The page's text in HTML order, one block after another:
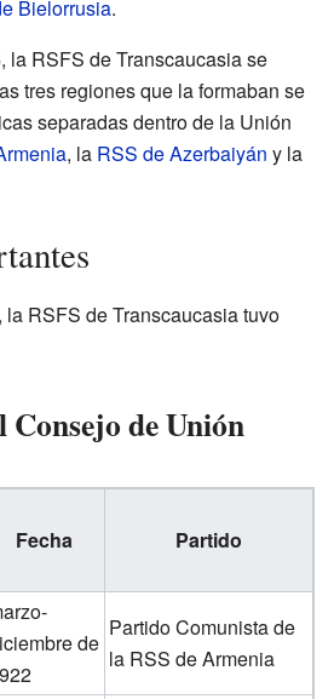
Bielorrusia.
la RSFS de Transcaucasia se
tres regiones que la formaban se
separadas dentro de la Unión
, la RSS de Azerbaiyán y la
RSFS de Transcaucasia tuvo
Consejo de Unión
Fecha Partido
de
Partido Comunista de
la RSS de Armenia